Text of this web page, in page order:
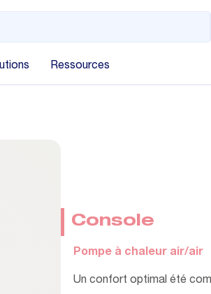
Ressources
Console
Pompe à chaleur air/air
Un confort optimal été